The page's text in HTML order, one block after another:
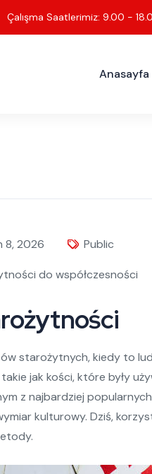
Çalışma Saatlerimiz: 9.00 -
Anasayfa
8, 2026 Public
do współczesności
starożytnych, kiedy to
jak kości, które były
z najbardziej
kulturowy. Dziś,